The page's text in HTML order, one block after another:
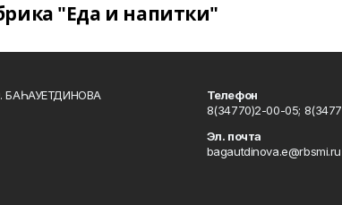
"Еда и напитки"
БАҺАУЕТДИНОВА
Телефон
8(34770)2-00-05;
Эл. почта
bagautdinova.e@rbsmi.ru